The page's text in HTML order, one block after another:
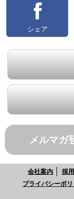
シェア
メルマガ
会社案内 採
プライバシーポ